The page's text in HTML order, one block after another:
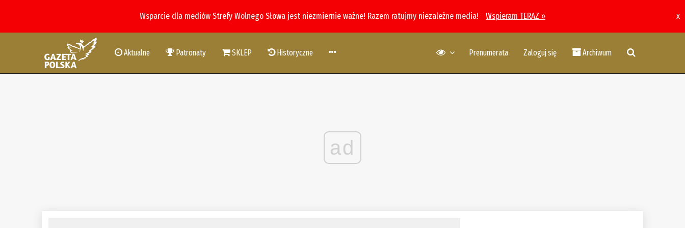
Wsparcie dla mediów Strefy Wolnego Słowa jest niezmiernie ważne! Razem ratujmy niezależne media! Wspieram TERAZ » x
Aktualne Patronaty SKLEP Historyczne Prenumerata Zaloguj się Archiwum
ad